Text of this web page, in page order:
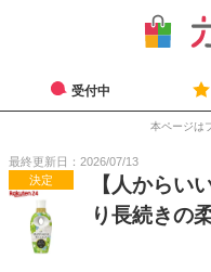
受付中
本ページは
最終更新日：2026/07/13
決定
【人からい
り長続きの